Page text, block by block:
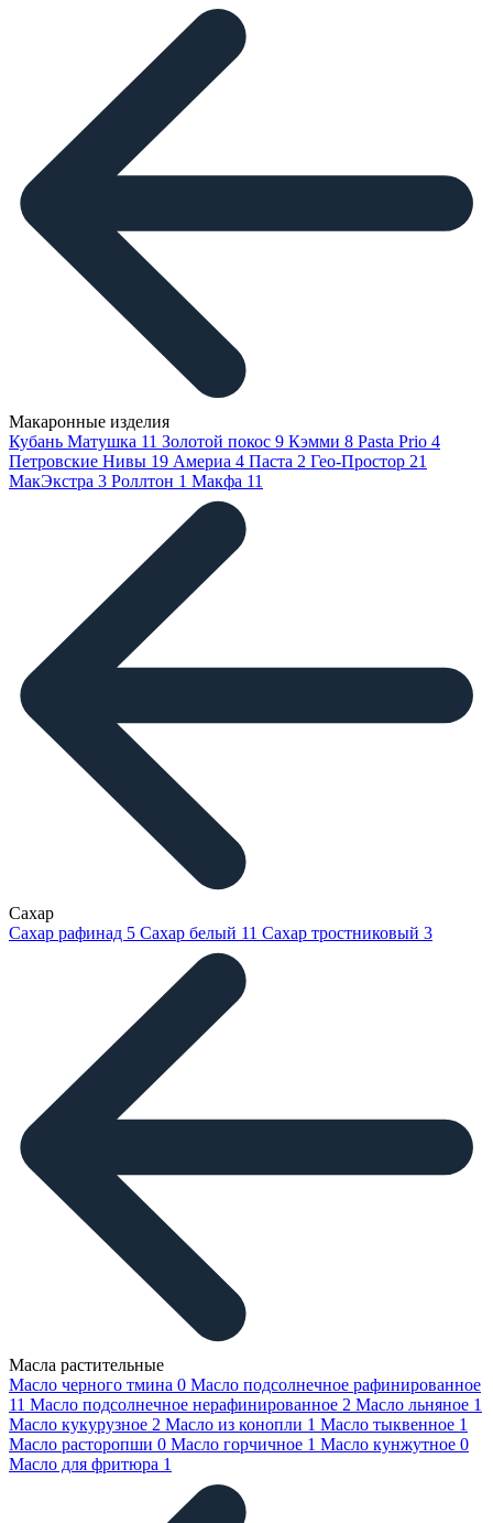
Макаронные изделия
Кубань Матушка 11 Золотой покос 9 Кэмми 8 Pasta Prio 4
Петровские Нивы 19 Америа 4 Паста 2 Гео-Простор 21
МакЭкстра 3 Роллтон 1 Макфа 11
Сахар
Сахар рафинад 5 Сахар белый 11 Сахар тростниковый 3
Масла растительные
Масло черного тмина 0 Масло подсолнечное рафинированное
11 Масло подсолнечное нерафинированное 2 Масло льняное 1
Масло кукурузное 2 Масло из конопли 1 Масло тыквенное 1
Масло расторопши 0 Масло горчичное 1 Масло кунжутное 0
Масло для фритюра 1